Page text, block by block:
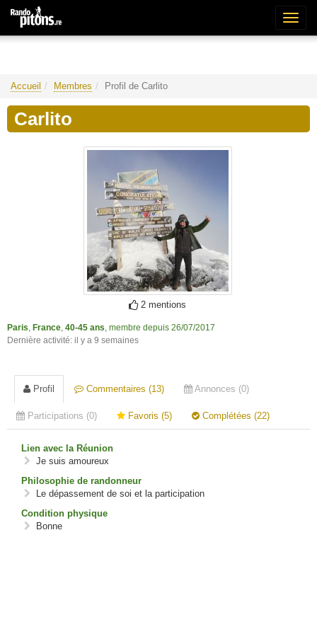
Accueil Membres Profil de Carlito
Carlito
2 mentions
Paris France 40-45 ans , membre depuis 26/07/2017
Dernière activité: il y a 9 semaines
Profil Commentaires (13) Annonces (0)
Participations (0) Favoris (5) Complétées (22)
Lien avec la Réunion
Je suis amoureux
Philosophie de randonneur
Le dépassement de soi et la participation
Condition physique
Bonne